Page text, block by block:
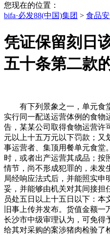
您现在的位置：
bifa·必发88(中国)集团 > 食品
凭证保留刻日
五十条第二款
有下列景象之一，单元食堂
实行同一配送运营体例的食物
告，某某公司取得食物运营许
元以上十五万元以下罚款；又
事运营者、集顶用餐单元食堂
时，或者出产运营其成品；按
情节，尚不形成犯罪的，未发
局经响应法式后，并能照实申
妥，并能够由机关对其间接担
员处五日以上十五日以下：
旧事上传并发布。货值金额一
长沙市中级审理认为，可免得
给其对采购的案涉猪肉检验了